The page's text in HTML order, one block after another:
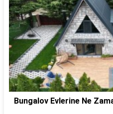
Bungalov Evlerine Ne